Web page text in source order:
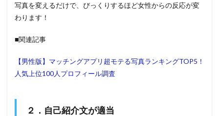
写真を変えるだけで、びっくりするほど女性からの反応が変
わります！
■関連記事
【男性版】マッチングアプリ超モテる写真ランキングTOP5！
人気上位100人プロフィール調査
２．自己紹介文が適当